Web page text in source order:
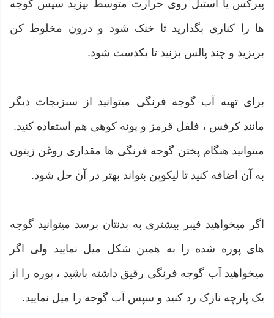
پیرکس یا استیل روی حرارت متوسط بپزید سپس گوجه
ها را کناری بگذارید تا خنک شود و درون مخلوط کن
بریزید و چند پالس بزنید تا یکدست شود.
برای تهیه آب گوجه فرنگی میتوانید از سبزیجات دیگر
مانند کرفس ، فلفل قرمز و پونه کوهی هم استفاده کنید.
میتوانید هنگام پختن گوجه فرنگی ها مقداری روغن زیتون
به آن اضافه کنید تا لیکوپن بتواند بهتر در آن حل شود.
اگر میخواهید فیبر بیشتری به بدنتان برسد میتوانید گوجه
های پوره شده را به همین شکل میل نمایید ولی اگر
میخواهید آب گوجه فرنگی رقیق داشته باشید ، پوره را از
یک پارچه نازک رد کنید و سپس آب گوجه را میل نمایید.